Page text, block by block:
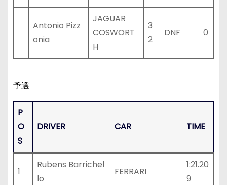
Antonio Pizz
onia
JAGUAR
COSWORT
H
3
2
DNF 0
予選
P
O
S
DRIVER CAR TIME
1
Rubens Barrichel
lo
FERRARI
1:21.20
9